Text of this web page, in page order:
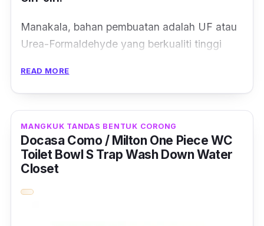
Manakala, bahan pembuatan adalah UF atau
Urea-Formaldehyde yang berkualiti tinggi
Bahan UF ini juga tahan calar jadi, anda tidak
perlu risau ketika menyetal dengan kasar
apabila mencuci tandas.
Erti kata lain, tandas anda akan kelihatan
seperti baru walaupun telah lama digunakan.
Bagaimanapun, terdapat jenis mangkuk
READ MORE
MANGKUK TANDAS BENTUK CORONG
Docasa Como / Milton One Piece WC
Toilet Bowl S Trap Wash Down Water
Closet